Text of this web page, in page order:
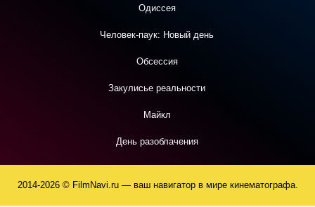
Одиссея
Человек-паук: Новый день
Обсессия
Закулисье реальности
Майкл
День разоблачения
2014-2026 © FilmNavi.ru — ваш навигатор в мире кинематографа.